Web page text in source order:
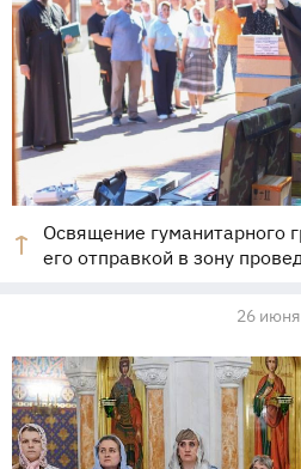
Освящение гуманитарного
его отправкой в зону
26 июня